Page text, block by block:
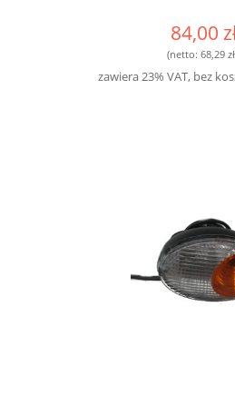
84,00
(netto: 68,29 zł
zawiera 23% VAT, bez